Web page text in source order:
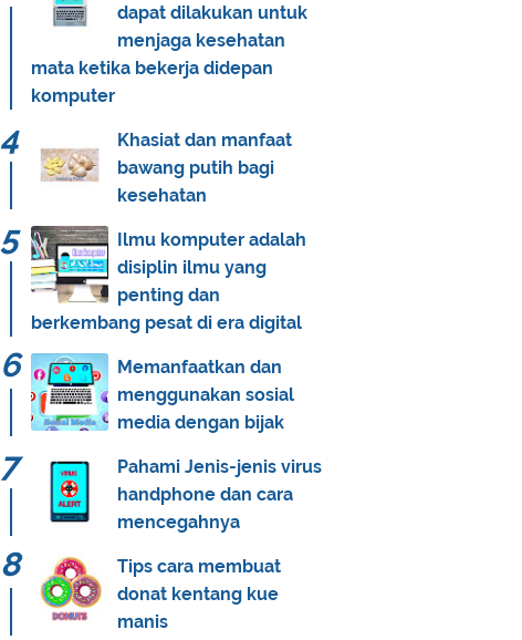
dapat dilakukan untuk
menjaga kesehatan
mata ketika bekerja didepan
komputer
Khasiat dan manfaat
bawang putih bagi
kesehatan
Ilmu komputer adalah
disiplin ilmu yang
penting dan
berkembang pesat di era digital
Memanfaatkan dan
menggunakan sosial
media dengan bijak
Pahami Jenis-jenis virus
handphone dan cara
mencegahnya
Tips cara membuat
donat kentang kue
manis